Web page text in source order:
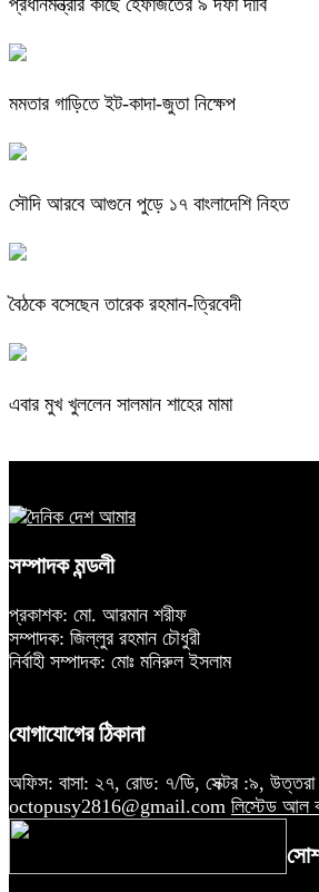
মমতার গাড়িতে ইট-কাদা-জুতা নিক্ষেপ
সৌদি আরবে আগুনে পুড়ে ১৭ বাংলাদেশি নিহত
বৈঠকে বসেছেন তারেক রহমান-ত্রিবেদী
এবার মুখ খুললেন সালমান শাহের মামা
সম্পাদক মন্ডলী
প্রকাশক: মো. আরমান শরীফ
সম্পাদক: জিল্লুর রহমান চৌধুরী
নির্বাহী সম্পাদক: মোঃ মনিরুল ইসলাম
যোগাযোগের ঠিকানা
অফিস: বাসা: ২৭, রোড: ৭/ডি, সেক্টর :৯,
octopusy2816@gmail.com লিস্টেড আল